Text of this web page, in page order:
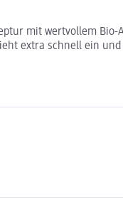
mit wertvollem
extra schnell ein